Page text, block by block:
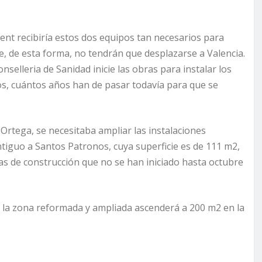
recibiría estos dos equipos tan necesarios para
de esta forma, no tendrán que desplazarse a Valencia.
de Sanidad inicie las obras para instalar los
cuántos años han de pasar todavía para que se
se necesitaba ampliar las instalaciones
a Santos Patronos, cuya superficie es de 111 m2,
de construcción que no se han iniciado hasta octubre
zona reformada y ampliada ascenderá a 200 m2 en la